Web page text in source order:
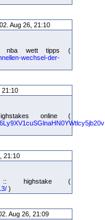
Aug 26, 21:10
nba wett tipps (
wechsel-der-
21:10
online (
21:10
highstake (
)
Aug 26, 21:09